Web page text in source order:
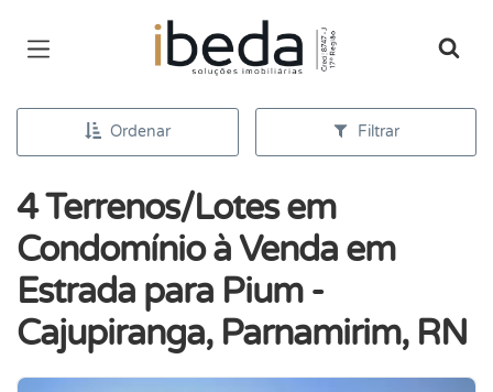
Página inicial
Ordenar Filtrar
4 Terrenos/Lotes em
Condomínio à Venda em
Estrada para Pium -
Cajupiranga, Parnamirim, RN